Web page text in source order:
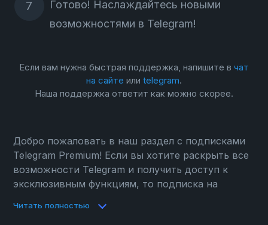
Готово! Наслаждайтесь новыми
возможностями в Telegram!
Если вам нужна быстрая поддержка, напишите в чат
на сайте или telegram.
Наша поддержка ответит как можно скорее.
Добро пожаловать в наш раздел с подписками
Telegram Premium! Если вы хотите раскрыть все
возможности Telegram и получить доступ к
эксклюзивным функциям, то подписка на
нужно. Мы предлагаем удобные пакеты
Читать полностью